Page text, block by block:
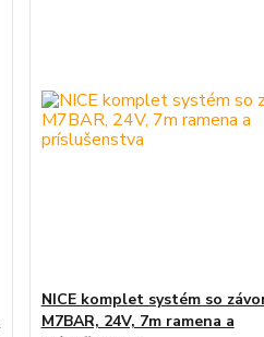
NICE komplet systém so
M7BAR, 24V, 7m ramena a